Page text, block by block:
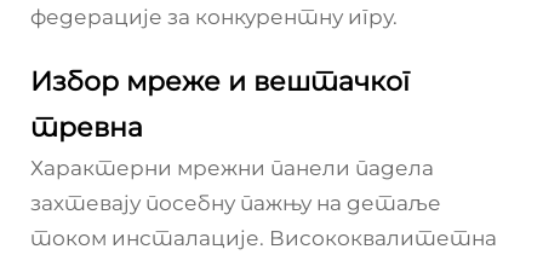
федерације за конкурентну игру.
Избор мреже и вештачког
тревна
Характерни мрежни панели падела
захтевају посебну пажњу на детаље
током инсталације. Висококвалитетна